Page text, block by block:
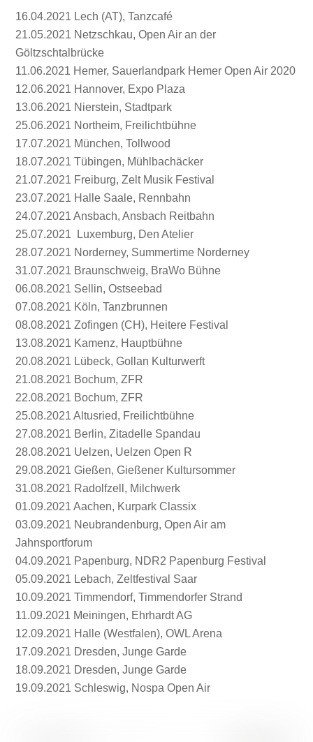
16.04.2021 Lech (AT), Tanzcafé
21.05.2021 Netzschkau, Open Air an der
Göltzschtalbrücke
11.06.2021 Hemer, Sauerlandpark Hemer Open Air 2020
12.06.2021 Hannover, Expo Plaza
13.06.2021 Nierstein, Stadtpark
25.06.2021 Northeim, Freilichtbühne
17.07.2021 München, Tollwood
18.07.2021 Tübingen, Mühlbachäcker
21.07.2021 Freiburg, Zelt Musik Festival
23.07.2021 Halle Saale, Rennbahn
24.07.2021 Ansbach, Ansbach Reitbahn
25.07.2021 Luxemburg, Den Atelier
28.07.2021 Norderney, Summertime Norderney
31.07.2021 Braunschweig, BraWo Bühne
06.08.2021 Sellin, Ostseebad
07.08.2021 Köln, Tanzbrunnen
08.08.2021 Zofingen (CH), Heitere Festival
13.08.2021 Kamenz, Hauptbühne
20.08.2021 Lübeck, Gollan Kulturwerft
21.08.2021 Bochum, ZFR
22.08.2021 Bochum, ZFR
25.08.2021 Altusried, Freilichtbühne
27.08.2021 Berlin, Zitadelle Spandau
28.08.2021 Uelzen, Uelzen Open R
29.08.2021 Gießen, Gießener Kultursommer
31.08.2021 Radolfzell, Milchwerk
01.09.2021 Aachen, Kurpark Classix
03.09.2021 Neubrandenburg, Open Air am
Jahnsportforum
04.09.2021 Papenburg, NDR2 Papenburg Festival
05.09.2021 Lebach, Zeltfestival Saar
10.09.2021 Timmendorf, Timmendorfer Strand
11.09.2021 Meiningen, Ehrhardt AG
12.09.2021 Halle (Westfalen), OWL Arena
17.09.2021 Dresden, Junge Garde
18.09.2021 Dresden, Junge Garde
19.09.2021 Schleswig, Nospa Open Air